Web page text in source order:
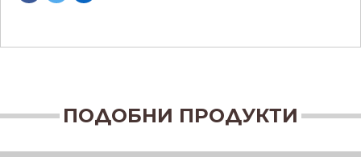
ПОДОБНИ ПРОДУКТИ